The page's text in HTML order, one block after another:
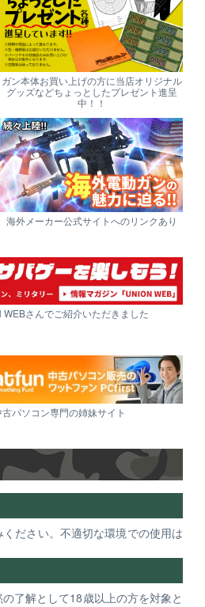
ガン本体お買い上げの方に当店オリジナル
グッズなどちょっとしたプレゼント進呈
中！！
海外メーカー公式サイトへのリンクあり
WEBさんでご紹介いただきました
古パソコン専門の姉妹サイト
ださい。不適切な環境での使用は
了解として18歳以上の方を対象と